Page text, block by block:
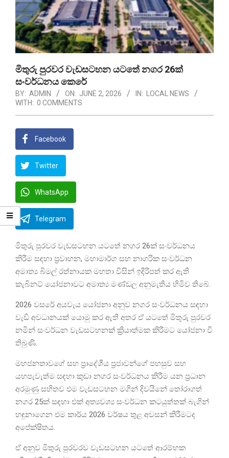
මිතුරු පුරවර වැඩසටහන යටතේ නගර 26ක්
සංවර්ධනය කෙරේ
BY: ADMIN ON: JUNE 2, 2026 IN:
LOCAL NEWS
WITH: 0 COMMENTS
Facebook
Twitter
WhatsApp
Telegram
මිතුරු පුරවර වැඩසටහන යටතේ නගර 26ක් සංවර්ධනය
කිරීම සඳහා ප්‍රවාහන, මහාමාර්ග සහ නාගරික සංවර්ධන
අමාත්‍ය බිමල් රත්නායක මහතා විසින් ඉදිරිපත් කර ඇති
කැබිනට් යෝජනාවට අමාත්‍ය මණ්ඩල අනුමැතිය හිමිව තිබේ.
2026 වසරේ අයවැය යෝජනා අනුව නගර සංවර්ධනය සඳහා
වැඩි අවධානයක් යොමු කර ඇති අතර ඒ යටතේ මිතුරු පුරවර
නමින් සංවර්ධන වැඩසටහනක් ක්‍රියාත්මක කිරීමට යෝජනා වී
තිබුණි.
මහජනතාවගේ සහ ප්‍රාදේශීය ප්‍රජාවන්ගේ පහසුව සහ
යහපැවැත්ම සඳහා කුඩා නගර සංවර්ධනය කිරීම යන ප්‍රධාන
අරමුණු සහිතව එම වැඩසටහන මගින් දිවයිනේ තෝරාගත්
නගර 25ක් සඳහා එක් අත්‍යවශ්‍ය සංවර්ධන කටයුත්තක් බැගින්
හඳුනාගෙන එම කාර්ය 2026 වර්ෂය තුළ අවසන් කිරීමටද
අපේක්ෂිතය.
ඒ අනුව මිතුරු පුරවරව වැඩසටහන යටතේ ආරම්භක